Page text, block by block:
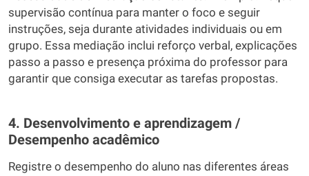
supervisão contínua para manter o foco e seguir
instruções, seja durante atividades individuais ou em
grupo. Essa mediação inclui reforço verbal, explicações
passo a passo e presença próxima do professor para
garantir que consiga executar as tarefas propostas.
4. Desenvolvimento e aprendizagem /
Desempenho acadêmico
Registre o desempenho do aluno nas diferentes áreas